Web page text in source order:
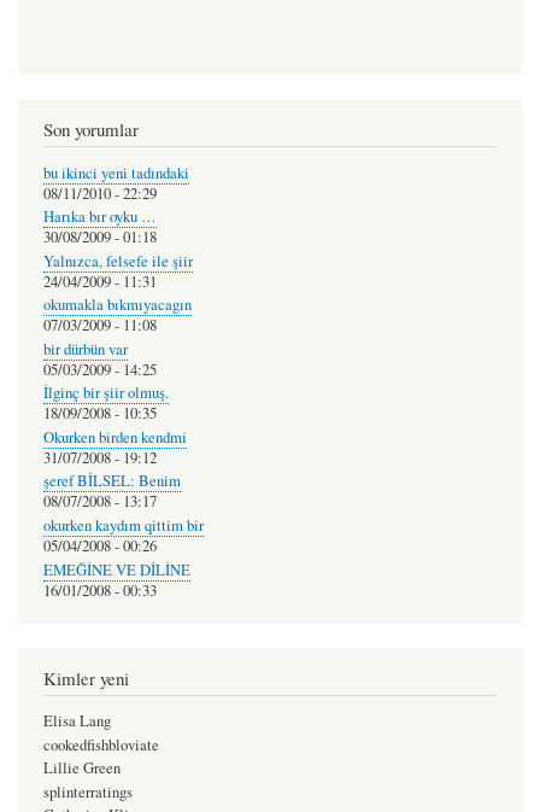
Son yorumlar
bu ikinci yeni tadındaki
08/11/2010 - 22:29
Harıka bır oyku …
30/08/2009 - 01:18
Yalnızca, felsefe ile şiir
24/04/2009 - 11:31
okumakla bıkmıyacagın
07/03/2009 - 11:08
bir dürbün var
05/03/2009 - 14:25
İlginç bir şiir olmuş.
18/09/2008 - 10:35
Okurken birden kendmi
31/07/2008 - 19:12
şeref BİLSEL: Benim
08/07/2008 - 13:17
okurken kaydım qittim bir
05/04/2008 - 00:26
EMEĞİNE VE DİLİNE
16/01/2008 - 00:33
Kimler yeni
Elisa Lang
cookedfishbloviate
Lillie Green
splinterratings